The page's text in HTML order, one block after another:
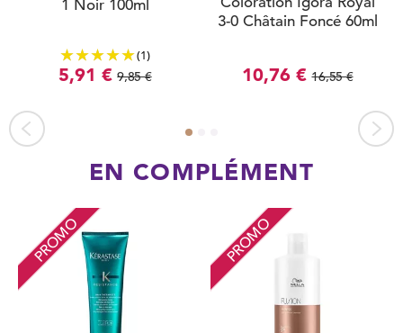
1 Noir 100ml
(1)
5,91 € 9,85 €
3-0 Châtain Foncé 60ml
10,76 € 16,55 €
EN COMPLÉMENT
PROMO PROMO